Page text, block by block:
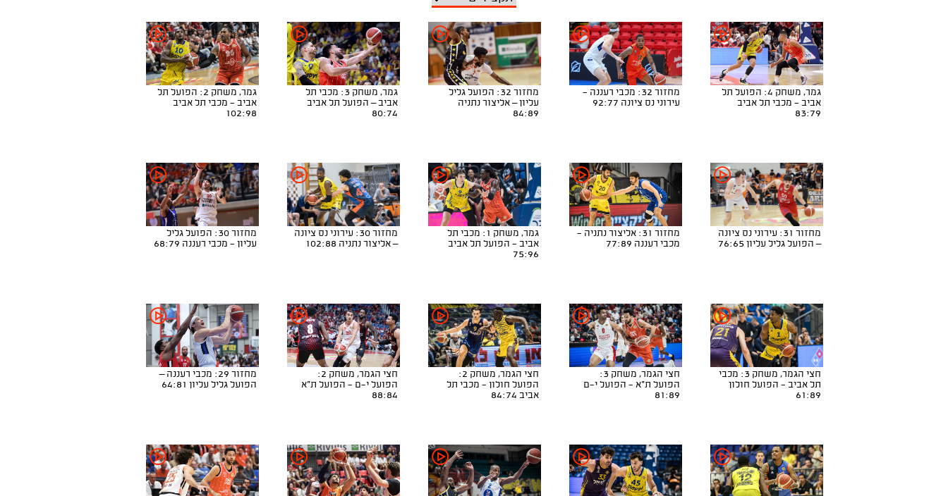
גמר, משחק 4: הפועל תל
אביב - מכבי תל אביב
83:79
מחזור 32: מכבי רעננה -
עירוני נס ציונה 92:77
מחזור 32: הפועל גליל
עליון – אליצור נתניה
84:89
גמר, משחק 3: מכבי תל
אביב – הפועל תל אביב
80:74
גמר, משחק 2: הפועל תל
אביב - מכבי תל אביב
102:98
מחזור 31: עירוני נס ציונה
– הפועל גליל עליון 76:65
מחזור 31: אליצור נתניה -
מכבי רעננה 77:89
גמר, משחק 1: מכבי תל
אביב - הפועל תל אביב
75:96
מחזור 30: עירוני נס ציונה
– אליצור נתניה 102:88
מחזור 30: הפועל גליל
עליון - מכבי רעננה 68:79
חצי הגמר, משחק 3: מכבי
תל אביב - הפועל חולון
61:89
חצי הגמר, משחק 3:
הפועל ת"א - הפועל י-ם
81:89
חצי הגמר, משחק 2:
הפועל חולון - מכבי תל
אביב 84:74
חצי הגמר, משחק 2:
הפועל י-ם - הפועל ת"א
88:84
מחזור 29: מכבי רעננה –
הפועל גליל עליון 64:81